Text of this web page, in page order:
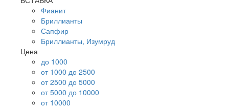
Фианит
Бриллианты
Сапфир
Бриллианты, Изумруд
Цена
до 1000
от 1000 до 2500
от 2500 до 5000
от 5000 до 10000
от 10000